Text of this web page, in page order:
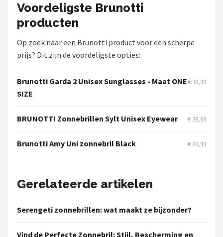
Maesy
Fako Sunglasses®
Alle merken →
Voordeligste Brunotti
producten
Op zoek naar een Brunotti product voor een scherpe
prijs? Dit zijn de voordeligste opties:
Brunotti Garda 2 Unisex Sunglasses - Maat ONE
SIZE
€ 39,99
BRUNOTTI Zonnebrillen Sylt Unisex Eyewear € 39,99
Brunotti Amy Uni zonnebril Black € 44,99
Gerelateerde artikelen
Serengeti zonnebrillen: wat maakt ze bijzonder?
Vind de Perfecte Zonnebril: Stijl, Bescherming en